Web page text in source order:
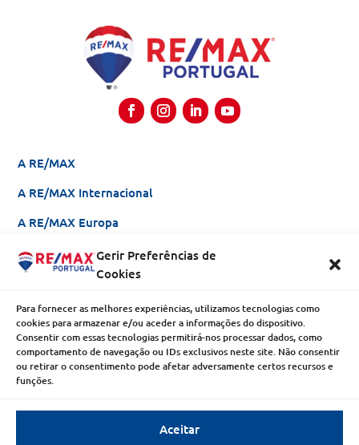
Gerir Preferências de
Cookies
Para fornecer as melhores experiências, utilizamos tecnologias como
cookies para armazenar e/ou aceder a informações do dispositivo.
Consentir com essas tecnologias permitirá-nos processar dados, como
comportamento de navegação ou IDs exclusivos neste site. Não consentir
ou retirar o consentimento pode afetar adversamente certos recursos e
funções.
Aceitar
A RE/MAX
A RE/MAX Internacional
A RE/MAX Europa
Seja um Agente
Porquê RE/MAX?
Empreendimentos